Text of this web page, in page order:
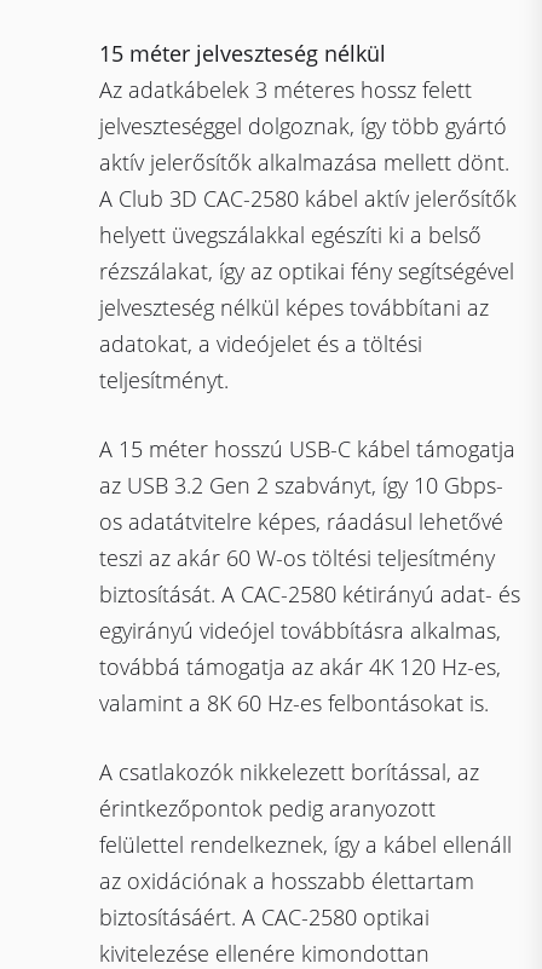
15 méter jelveszteség nélkül
Az adatkábelek 3 méteres hossz felett
jelveszteséggel dolgoznak, így több gyártó
aktív jelerősítők alkalmazása mellett dönt.
A Club 3D CAC-2580 kábel aktív jelerősítők
helyett üvegszálakkal egészíti ki a belső
rézszálakat, így az optikai fény segítségével
jelveszteség nélkül képes továbbítani az
adatokat, a videójelet és a töltési
teljesítményt.
A 15 méter hosszú USB-C kábel támogatja
az USB 3.2 Gen 2 szabványt, így 10 Gbps-
os adatátvitelre képes, ráadásul lehetővé
teszi az akár 60 W-os töltési teljesítmény
biztosítását. A CAC-2580 kétirányú adat- és
egyirányú videójel továbbításra alkalmas,
továbbá támogatja az akár 4K 120 Hz-es,
valamint a 8K 60 Hz-es felbontásokat is.
A csatlakozók nikkelezett borítással, az
érintkezőpontok pedig aranyozott
felülettel rendelkeznek, így a kábel ellenáll
az oxidációnak a hosszabb élettartam
biztosításáért. A CAC-2580 optikai
kivitelezése ellenére kimondottan